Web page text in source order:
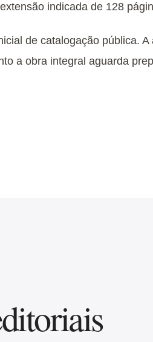
indicada de 128
de catalogação pública.
a obra integral aguarda